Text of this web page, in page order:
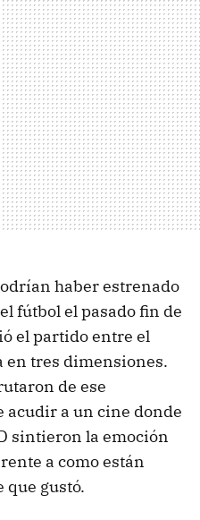
haber estrenado
fútbol el pasado fin de
el partido entre el
en tres dimensiones.
de ese
acudir a un cine donde
sintieron la emoción
a como están
que gustó.